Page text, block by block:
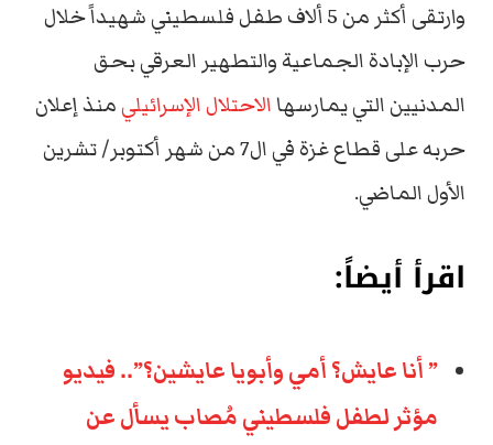
وارتقى أكثر من 5 ألاف طفل فلسطيني شهيداً خلال
حرب الإبادة الجماعية والتطهير العرقي بحق
المدنيين التي يمارسها الاحتلال الإسرائيليمنذ إعلان
حربه على قطاع غزة في ال7 من شهر أكتوبر/ تشرين
الأول الماضي.
اقرأ أيضاً:
” أنا عايش؟ أمي وأبويا عايشين؟”.. فيديو
مؤثر لطفل فلسطيني مُصاب يسأل عن